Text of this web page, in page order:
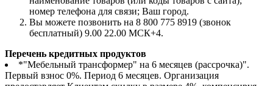
номер телефона для связи; Ваш город.
Вы можете позвонить на 8 800 775 8919 (звонок
бесплатный) 9.00 22.00 МСК+4.
Перечень кредитных продуктов
*"Мебельный трансформер" на 6 месяцев (рассрочка)".
Первый взнос 0%. Период 6 месяцев. Организация